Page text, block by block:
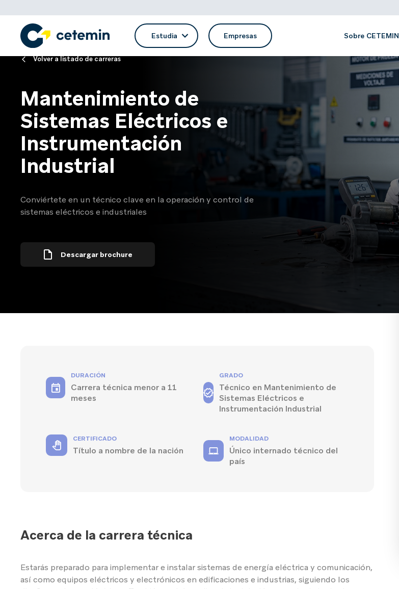
Estudia
Carreras Técnicas
ÁREA DE MANTENIMIENTO
Mantenimiento de Maquinaria Pesada
Mantenimiento de Sistemas Eléctricos e
Instrumentación Industrial
Empresas Sobre CETEMIN
Volver a listado de carreras
Mantenimiento de
Sistemas Eléctricos e
Instrumentación
Industrial
Conviértete en un técnico clave en la operación y control de
sistemas eléctricos e industriales
Descargar brochure
DURACIÓN
Carrera técnica menor a 11
meses
GRADO
Técnico en Mantenimiento de
Sistemas Eléctricos e
Instrumentación Industrial
CERTIFICADO
Título a nombre de la nación
MODALIDAD
Único internado técnico del
país
Acerca de la carrera técnica
Estarás preparado para implementar e instalar sistemas de energía eléctrica y comunicación,
así como equipos eléctricos y electrónicos en edificaciones e industrias, siguiendo los